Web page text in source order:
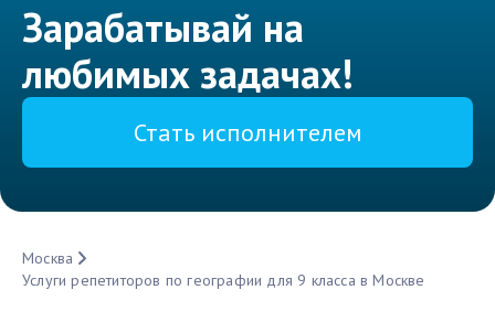
Зарабатывай на
любимых задачах!
Стать исполнителем
Москва
Услуги репетиторов по географии для 9 класса в Москве